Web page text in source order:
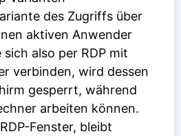
des Zugriffs über
aktiven Anwender
sich also per RDP mit
verbinden, wird dessen
gesperrt, während
arbeiten können.
Fenster, bleibt